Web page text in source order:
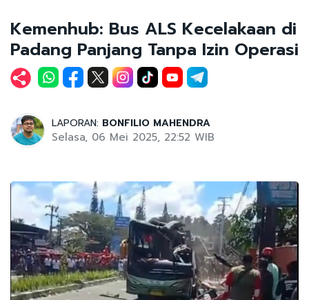
Kemenhub: Bus ALS Kecelakaan di
Padang Panjang Tanpa Izin Operasi
LAPORAN: BONFILIO MAHENDRA
Selasa, 06 Mei 2025, 22:52 WIB